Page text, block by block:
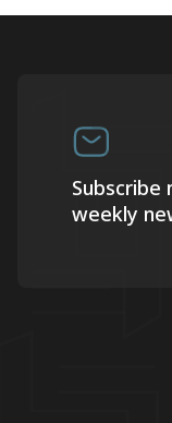
Subscribe
weekly